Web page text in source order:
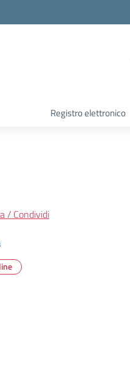
Registro elettronico
/ Condividi